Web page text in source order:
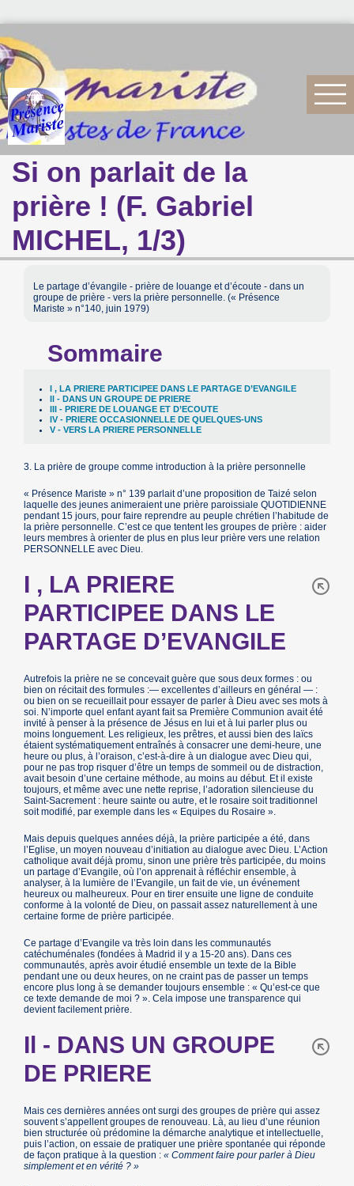
Si on parlait de la
prière ! (F. Gabriel
MICHEL, 1/3)
Le partage d’évangile - prière de louange et d’écoute - dans un
groupe de prière - vers la prière personnelle. (« Présence
Mariste » n°140, juin 1979)
Sommaire
I , LA PRIERE PARTICIPEE DANS LE PARTAGE D’EVANGILE
Il - DANS UN GROUPE DE PRIERE
III - PRIERE DE LOUANGE ET D’ECOUTE
IV - PRIERE OCCASIONNELLE DE QUELQUES-UNS
V - VERS LA PRIERE PERSONNELLE
3. La prière de groupe comme introduction à la prière personnelle
« Présence Mariste » n° 139 parlait d’une proposition de Taizé selon
laquelle des jeunes animeraient une prière paroissiale QUOTIDIENNE
pendant 15 jours, pour faire reprendre au peuple chrétien l’habitude de
la prière personnelle. C’est ce que tentent les groupes de prière : aider
leurs membres à orienter de plus en plus leur prière vers une relation
PERSONNELLE avec Dieu.
I , LA PRIERE
PARTICIPEE DANS LE
PARTAGE D’EVANGILE
Autrefois la prière ne se concevait guère que sous deux formes : ou
bien on récitait des formules :— excellentes d’ailleurs en général — :
ou bien on se recueillait pour essayer de parler à Dieu avec ses mots à
soi. N’importe quel enfant ayant fait sa Première Communion avait été
invité à penser à la présence de Jésus en lui et à lui parler plus ou
moins longuement. Les religieux, les prêtres, et aussi bien des laïcs
étaient systématiquement entraînés à consacrer une demi-heure, une
heure ou plus, à l’oraison, c’est-à-dire à un dialogue avec Dieu qui,
pour ne pas trop risquer d’être un temps de sommeil ou de distraction,
avait besoin d’une certaine méthode, au moins au début. Et il existe
toujours, et même avec une nette reprise, l’adoration silencieuse du
Saint-Sacrement : heure sainte ou autre, et le rosaire soit traditionnel
soit modifié, par exemple dans les « Equipes du Rosaire ».
Mais depuis quelques années déjà, la prière participée a été, dans
l’Eglise, un moyen nouveau d’initiation au dialogue avec Dieu. L’Action
catholique avait déjà promu, sinon une prière très participée, du moins
un partage d’Evangile, où l’on apprenait à réfléchir ensemble, à
analyser, à la lumière de l’Evangile, un fait de vie, un événement
heureux ou malheureux. Pour en tirer ensuite une ligne de conduite
conforme à la volonté de Dieu, on passait assez naturellement à une
certaine forme de prière participée.
Ce partage d’Evangile va très loin dans les communautés
catéchuménales (fondées à Madrid il y a 15-20 ans). Dans ces
communautés, après avoir étudié ensemble un texte de la Bible
pendant une ou deux heures, on ne craint pas de passer un temps
encore plus long à se demander toujours ensemble : « Qu’est-ce que
ce texte demande de moi ? ». Cela impose une transparence qui
devient facilement prière.
Il - DANS UN GROUPE
DE PRIERE
Mais ces dernières années ont surgi des groupes de prière qui assez
souvent s’appellent groupes de renouveau. Là, au lieu d’une réunion
bien structurée où prédomine la démarche analytique et intellectuelle,
puis l’action, on essaie de pratiquer une prière spontanée qui réponde
de façon pratique à la question : « Comment faire pour parler à Dieu
simplement et en vérité ? »